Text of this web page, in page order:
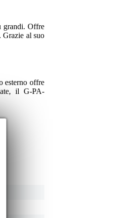
grandi. Offre
Grazie al suo
esterno offre
il G-PA-